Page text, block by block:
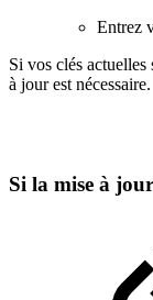
Entrez
Si vos clés actuelles
à jour est nécessaire.
Si la mise à